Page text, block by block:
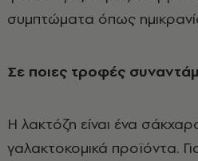
συμπτώματα όπως
Σε ποιες τροφές
Η λακτόζη είναι ένα
γαλακτοκομικά προϊόντα.